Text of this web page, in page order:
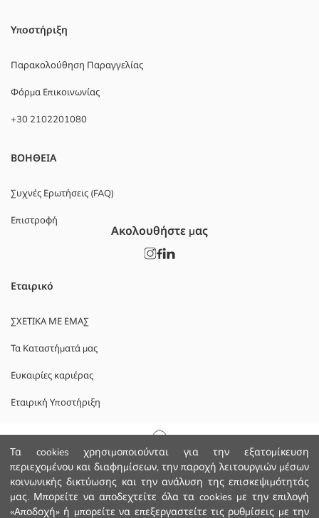
Τα cookies χρησιμοποιούνται για την εξατομίκευση
περιεχομένου και διαφημίσεων, την παροχή λειτουργιών μέσων
κοινωνικής δικτύωσης και την ανάλυση της επισκεψιμότητάς
μας. Μπορείτε να αποδεχτείτε όλα τα cookies με την επιλογή
«Αποδοχή» ή μπορείτε να επεξεργαστείτε τις ρυθμίσεις με την
Αρχική Σελίδα
Κατηγορίες
Το Καλάθι μου
Υποστήριξη
Παρακολούθηση Παραγγελίας
Φόρμα Επικοινωνίας
+30 2102201080
ΒΟΗΘΕΙΑ
Συχνές Ερωτήσεις (FAQ)
Επιστροφή
Εταιρικό
ΣΧΕΤΙΚΑ ΜΕ ΕΜΑΣ
Τα Καταστήματά μας
Ευκαιρίες καριέρας
Εταιρική Υποστήριξη
Πολιτική Απορρήτου και Ασφάλειας Δεδομένων
Οροι χρήσης
Ακολουθήστε μας